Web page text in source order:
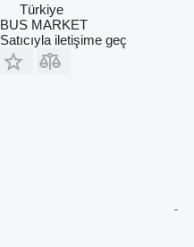
Türkiye
BUS MARKET
Satıcıyla iletişime geç